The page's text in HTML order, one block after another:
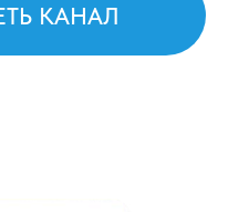
КАНАЛ